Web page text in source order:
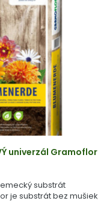
univerzál Gramoflor
substrát
je substrát bez